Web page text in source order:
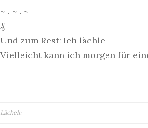
~ . ~ . ~
₰
Und zum Rest: Ich lächle.
Vielleicht kann ich morgen für
Beitragsnavigation
Lächeln